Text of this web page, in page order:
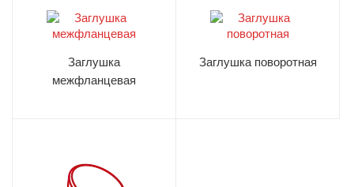
Заглушка
межфланцевая
Заглушка поворотная